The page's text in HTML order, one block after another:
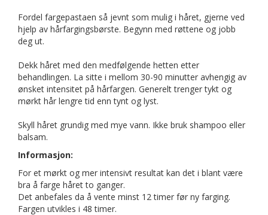
Fordel fargepastaen så jevnt som mulig i håret, gjerne ved
hjelp av hårfargingsbørste. Begynn med røttene og jobb
deg ut.
Dekk håret med den medfølgende hetten etter
behandlingen. La sitte i mellom 30-90 minutter avhengig av
ønsket intensitet på hårfargen. Generelt trenger tykt og
mørkt hår lengre tid enn tynt og lyst.
Skyll håret grundig med mye vann. Ikke bruk shampoo eller
balsam.
Informasjon:
For et mørkt og mer intensivt resultat kan det i blant være
bra å farge håret to ganger.
Det anbefales da å vente minst 12 timer før ny farging.
Fargen utvikles i 48 timer.